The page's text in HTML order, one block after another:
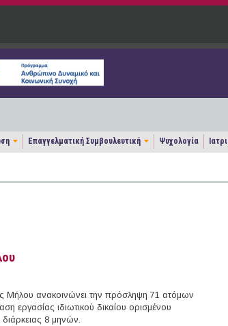
Επαγγελματική Συμβουλευτική Ψυχολογία
Μήλου ανακοινώνει την πρόσληψη 71 ατόμων
εργασίας ιδιωτικού δικαίου ορισμένου
8 μηνών.